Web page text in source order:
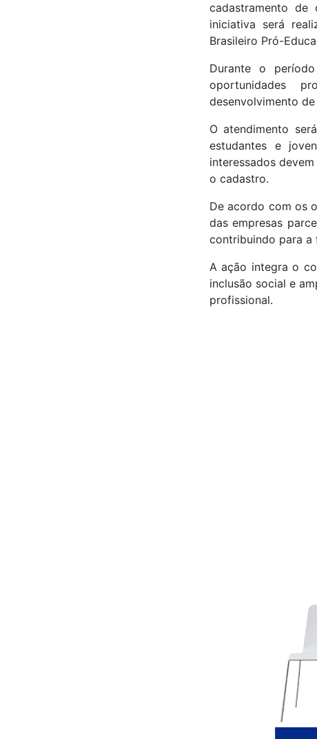
cadastramento
iniciativa será
Brasileiro Pró-
Durante o
oportunidades
desenvolvimento
O atendimento
estudantes e
interessados
o cadastro.
De acordo com os
das empresas
contribuindo para a
A ação integra o
inclusão social e
profissional.